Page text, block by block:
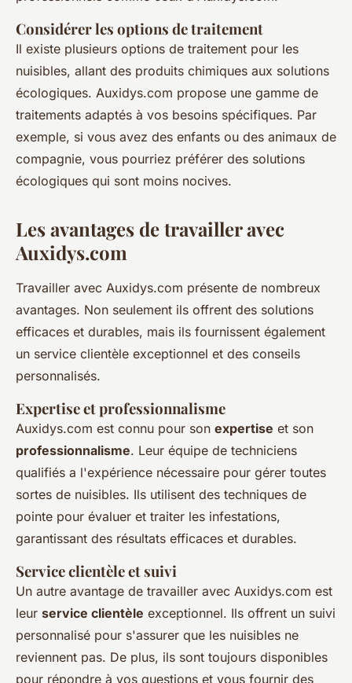
Considérer les options de traitement
Il existe plusieurs options de traitement pour les
nuisibles, allant des produits chimiques aux solutions
écologiques. Auxidys.com propose une gamme de
traitements adaptés à vos besoins spécifiques. Par
exemple, si vous avez des enfants ou des animaux de
compagnie, vous pourriez préférer des solutions
écologiques qui sont moins nocives.
Les avantages de travailler avec
Auxidys.com
Travailler avec Auxidys.com présente de nombreux
avantages. Non seulement ils offrent des solutions
efficaces et durables, mais ils fournissent également
un service clientèle exceptionnel et des conseils
personnalisés.
Expertise et professionnalisme
Auxidys.com est connu pour son expertise et son
professionnalisme. Leur équipe de techniciens
qualifiés a l'expérience nécessaire pour gérer toutes
sortes de nuisibles. Ils utilisent des techniques de
pointe pour évaluer et traiter les infestations,
garantissant des résultats efficaces et durables.
Service clientèle et suivi
Un autre avantage de travailler avec Auxidys.com est
leur service clientèle exceptionnel. Ils offrent un suivi
personnalisé pour s'assurer que les nuisibles ne
reviennent pas. De plus, ils sont toujours disponibles
pour répondre à vos questions et vous fournir des